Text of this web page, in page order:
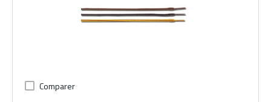
Comparer